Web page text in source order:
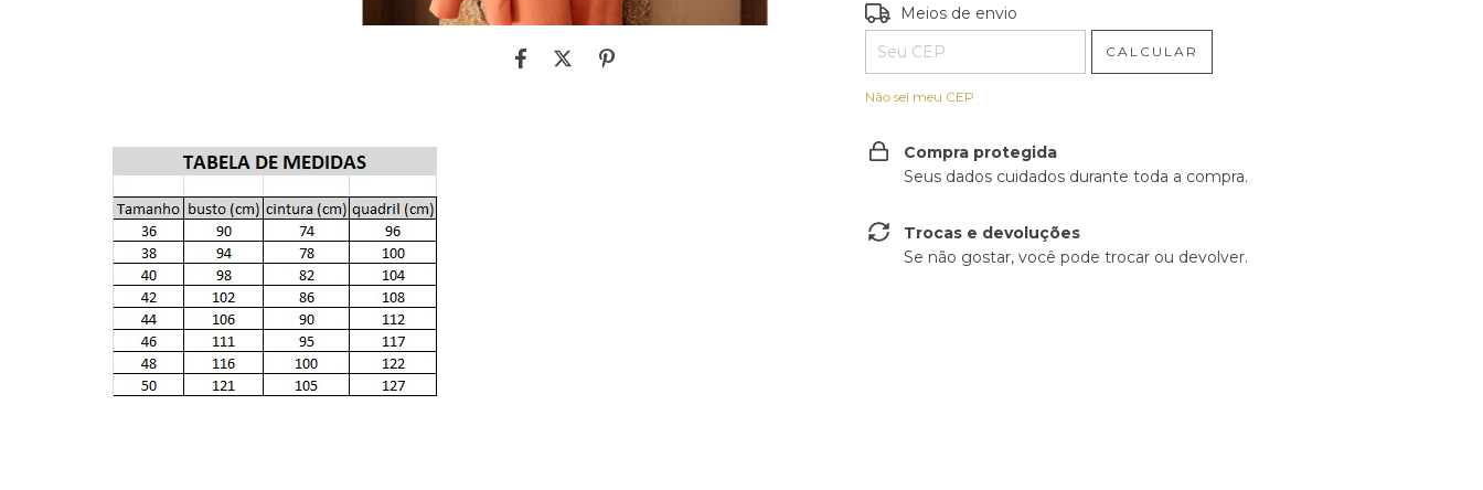
Entregas para o CEP:
Meios de envio
CALCULAR
Não sei meu CEP
Compra protegida
Seus dados cuidados durante toda a compra.
Trocas e devoluções
Se não gostar, você pode trocar ou devolver.